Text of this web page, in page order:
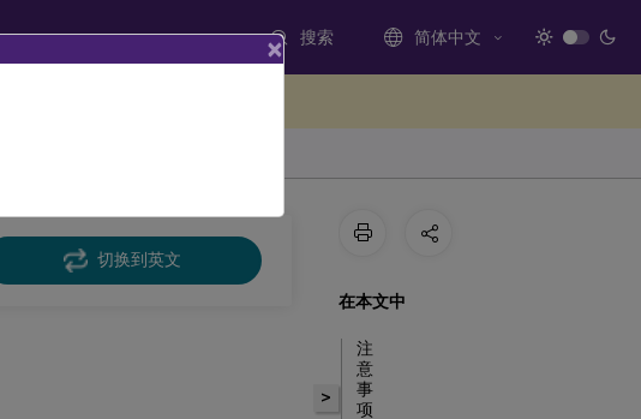
搜索 简体中文
切换到英文
>
在本文中
注
意
事
项
×